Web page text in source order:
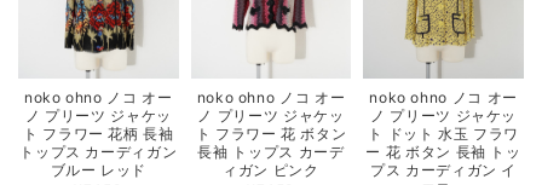
noko ohno ノコ オー
ノ プリーツ ジャケッ
ト フラワー 花柄 長袖
トップス カーディガン
ブルー レッド
noko ohno ノコ オー
ノ プリーツ ジャケッ
ト フラワー 花 ボタン
長袖 トップス カーデ
ィガン ピンク
noko ohno ノコ オー
ノ プリーツ ジャケッ
ト ドット 水玉 フラワ
ー 花 ボタン 長袖 トッ
プス カーディガン イ